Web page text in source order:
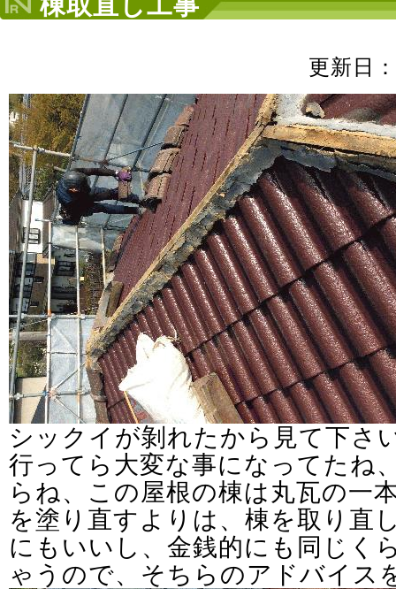
更新日：
シックイが剝れたから見て下さ
行ってら大変な事になってたね
らね、この屋根の棟は丸瓦の一
を塗り直すよりは、棟を取り直
にもいいし、金銭的にも同じく
ゃうので、そちらのアドバイス